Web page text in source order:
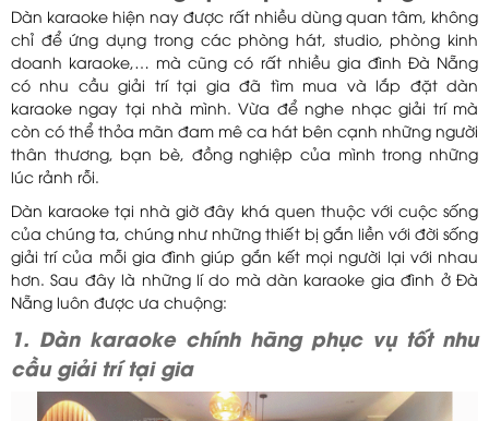
Dàn karaoke hiện nay được rất nhiều dùng quan tâm, không
chỉ để ứng dụng trong các phòng hát, studio, phòng kinh
doanh karaoke,… mà cũng có rất nhiều gia đình Đà Nẵng
có nhu cầu giải trí tại gia đã tìm mua và lắp đặt dàn
karaoke ngay tại nhà mình. Vừa để nghe nhạc giải trí mà
còn có thể thỏa mãn đam mê ca hát bên cạnh những người
thân thương, bạn bè, đồng nghiệp của mình trong những
lúc rảnh rỗi.
Dàn karaoke tại nhà giờ đây khá quen thuộc với cuộc sống
của chúng ta, chúng như những thiết bị gắn liền với đời sống
giải trí của mỗi gia đình giúp gắn kết mọi người lại với nhau
hơn. Sau đây là những lí do mà dàn karaoke gia đình ở Đà
Nẵng luôn được ưa chuộng:
1. Dàn karaoke chính hãng phục vụ tốt nhu
cầu giải trí tại gia